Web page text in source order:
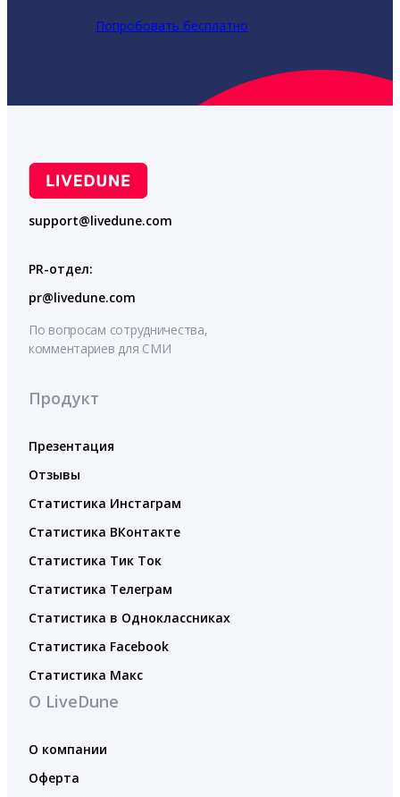
Попробовать бесплатно
support@livedune.com
PR-отдел:
pr@livedune.com
По вопросам сотрудничества,
комментариев для СМИ
Продукт
Презентация
Отзывы
Статистика Инстаграм
Статистика ВКонтакте
Статистика Тик Ток
Статистика Телеграм
Статистика в Одноклассниках
Статистика Facebook
Статистика Макс
О LiveDune
О компании
Оферта